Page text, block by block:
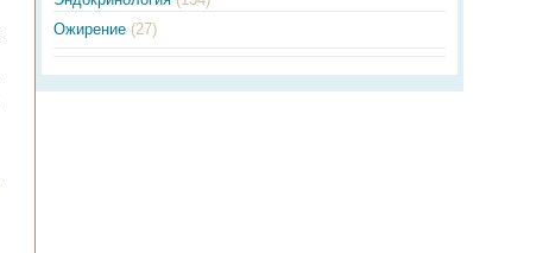
Ожирение (27)